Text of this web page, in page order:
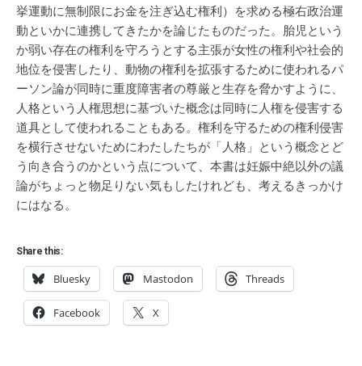
挙運動に無制限にお金を注ぎ込む権利）を求める極右政治運
動といかに連携してきたかを論じたものだった。胎児という
か弱い存在の権利を守ろうとする主張が女性の権利や社会的
地位を侵害したり、動物の権利を拡張するために使われるパ
ーソン論が同時に重度障害者の尊厳と生存を脅かすように、
人格という人権思想に基づいた概念は同時に人権を侵害する
道具として使われることもある。権利を守るための権利侵害
を横行させないためにわたしたちが「人格」という概念とど
う向き合うのかという点について、本書は妊娠中絶以外の議
論がちょっと物足りない気もしたけれども、考えるきっかけ
にはなる。
Share this:
Bluesky Mastodon Threads
Facebook X